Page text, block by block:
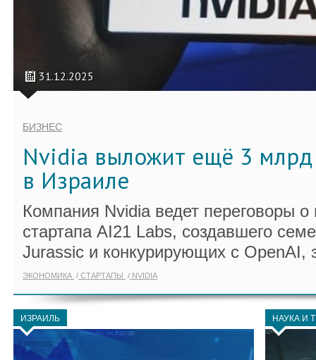
31.12.2025
БИЗНЕС
Nvidia выложит ещё 3 млрд
в Израиле
Компания Nvidia ведет переговоры о
стартапа AI21 Labs, создавшего
Jurassic и конкурирующих с
ЭКОНОМИКА СТАРТАПЫ NVIDIA
ИЗРАИЛЬ НАУКА И